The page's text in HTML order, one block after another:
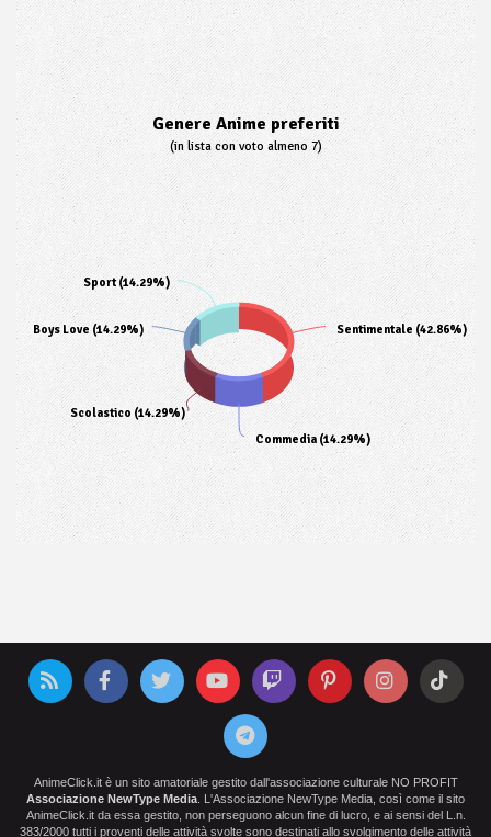
Genere Anime preferiti
(in lista con voto almeno 7)
Sentimentale (42.86%)
Commedia (14.29%)
Scolastico (14.29%)
Boys Love (14.29%)
Sport (14.29%)
AnimeClick.it è un sito amatoriale gestito dall'associazione culturale NO PROFIT
Associazione NewType Media . L'Associazione NewType Media, così come il sito
AnimeClick.it da essa gestito, non perseguono alcun fine di lucro, e ai sensi del L.n.
383/2000 tutti i proventi delle attività svolte sono destinati allo svolgimento delle attività